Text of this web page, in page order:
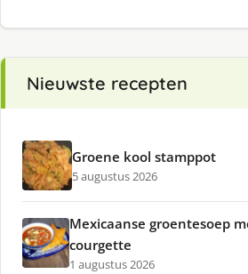
Nieuwste recepten
Groene kool stamppot
5 augustus 2026
Mexicaanse groentesoep
courgette
1 augustus 2026